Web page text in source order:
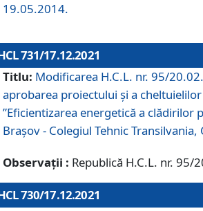
19.05.2014.
731/17.12.2021
Titlu: Modificarea H.C.L. nr. 95/
aprobarea proiectului și a
”Eficientizarea energetică a clădirilor
Brașov - Colegiul Tehnic Transilvania,
Observații : Republică H.C.L. nr. 95/
730/17.12.2021